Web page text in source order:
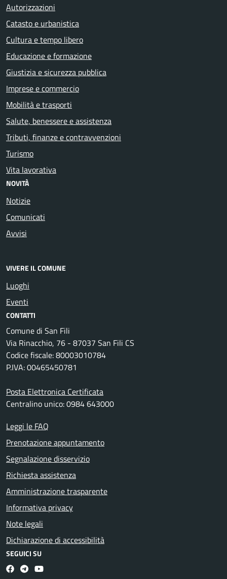
Autorizzazioni
Catasto e urbanistica
Cultura e tempo libero
Educazione e formazione
Giustizia e sicurezza pubblica
Imprese e commercio
Mobilità e trasporti
Salute, benessere e assistenza
Tributi, finanze e contravvenzioni
Turismo
Vita lavorativa
NOVITÀ
Notizie
Comunicati
Avvisi
VIVERE IL COMUNE
Luoghi
Eventi
CONTATTI
Comune di San Fili
Via Rinacchio, 76 - 87037 San Fili CS
Codice fiscale: 80003010784
P.IVA: 00465450781
Posta Elettronica Certificata
Centralino unico: 0984 643000
Leggi le FAQ
Prenotazione appuntamento
Segnalazione disservizio
Richiesta assistenza
Amministrazione trasparente
Informativa privacy
Note legali
Dichiarazione di accessibilità
SEGUICI SU
Facebook
TelegramYoutube